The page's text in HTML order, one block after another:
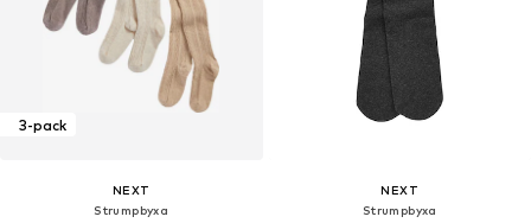
3-pack
NEXT
Strumpbyxa
NEXT
Strumpbyxa